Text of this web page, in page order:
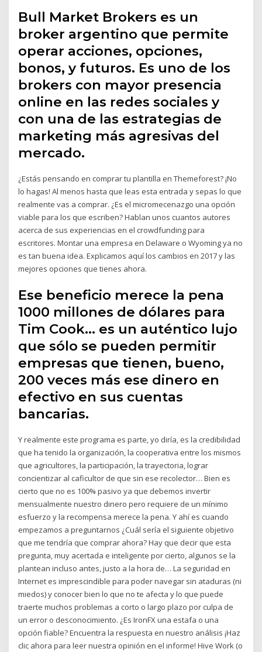
Bull Market Brokers es un
broker argentino que permite
operar acciones, opciones,
bonos, y futuros. Es uno de los
brokers con mayor presencia
online en las redes sociales y
con una de las estrategias de
marketing más agresivas del
mercado.
¿Estás pensando en comprar tu plantilla en Themeforest? ¡No
lo hagas! Al menos hasta que leas esta entrada y sepas lo que
realmente vas a comprar. ¿Es el micromecenazgo una opción
viable para los que escriben? Hablan unos cuantos autores
acerca de sus experiencias en el crowdfunding para
escritores. Montar una empresa en Delaware o Wyoming ya no
es tan buena idea. Explicamos aquí los cambios en 2017 y las
mejores opciones que tienes ahora.
Ese beneficio merece la pena
1000 millones de dólares para
Tim Cook… es un auténtico lujo
que sólo se pueden permitir
empresas que tienen, bueno,
200 veces más ese dinero en
efectivo en sus cuentas
bancarias.
Y realmente este programa es parte, yo diría, es la credibilidad
que ha tenido la organización, la cooperativa entre los mismos
que agricultores, la participación, la trayectoria, lograr
concientizar al caficultor de que sin ese recolector… Bien es
cierto que no es 100% pasivo ya que debemos invertir
mensualmente nuestro dinero pero requiere de un mínimo
esfuerzo y la recompensa merece la pena. Y ahí es cuando
empezamos a preguntarnos ¿Cuál sería el siguiente objetivo
que me tendría que comprar ahora? Hay que decir que esta
pregunta, muy acertada e inteligente por cierto, algunos se la
plantean incluso antes, justo a la hora de… La seguridad en
Internet es imprescindible para poder navegar sin ataduras (ni
miedos) y conocer bien lo que no te afecta y lo que puede
traerte muchos problemas a corto o largo plazo por culpa de
un error o desconocimiento. ¿Es IronFX una estafa o una
opción fiable? Encuentra la respuesta en nuestro análisis ¡Haz
clic ahora para leer nuestra opinión en el informe! Hive Work (o